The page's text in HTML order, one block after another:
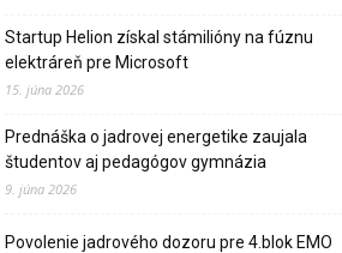
Startup Helion získal stámilióny na fúznu
elektráreň pre Microsoft
15. júna 2026
Prednáška o jadrovej energetike zaujala
študentov aj pedagógov gymnázia
9. júna 2026
Povolenie jadrového dozoru pre 4.blok EMO